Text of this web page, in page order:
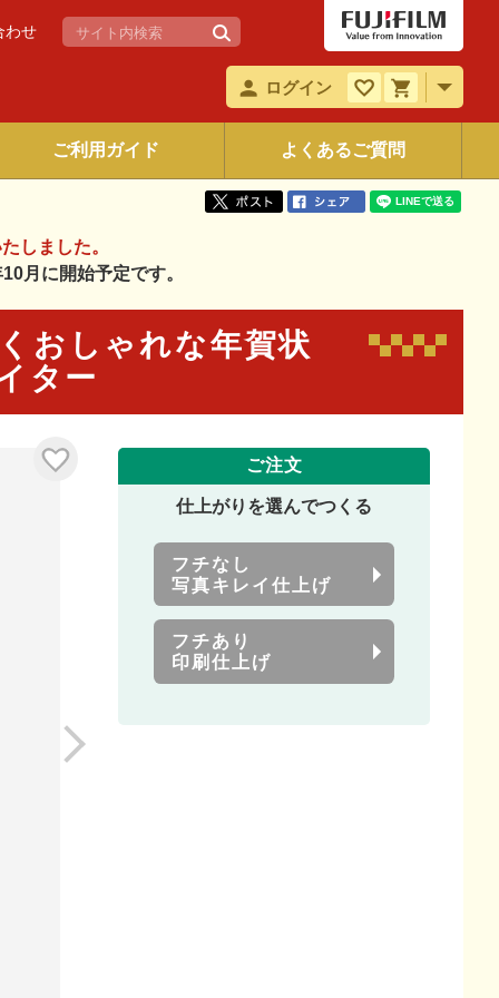
わせ
ログイン
ご利用ガイド よくあるご質問
しました。
月に開始予定です。
おしゃれな年賀状
ター
ご注文
仕上がりを選んでつくる
フチなし
写真キレイ仕上げ
フチあり
印刷仕上げ